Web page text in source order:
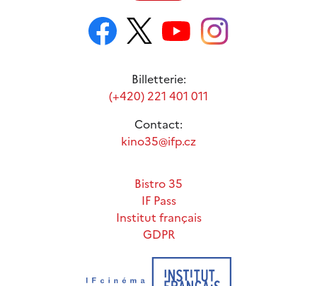
Billetterie:
(+420) 221 401 011
Contact:
kino35@ifp.cz
Bistro 35
IF Pass
Institut français
GDPR